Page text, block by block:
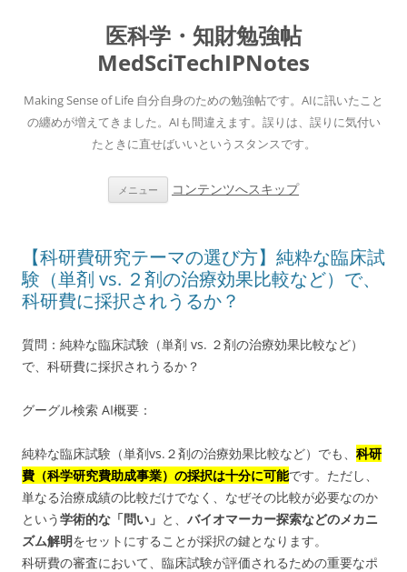
医科学・知財勉強帖
MedSciTechIPNotes
Making Sense of Life 自分自身のための勉強帖です。AIに訊いたこと
の纏めが増えてきました。AIも間違えます。誤りは、誤りに気付い
たときに直せばいいというスタンスです。
メニュー コンテンツへスキップ
【科研費研究テーマの選び方】純粋な臨床試
験（単剤 vs. ２剤の治療効果比較など）で、
科研費に採択されうるか？
質問：純粋な臨床試験（単剤 vs. ２剤の治療効果比較など）
で、科研費に採択されうるか？
グーグル検索 AI概要：
純粋な臨床試験（単剤vs.２剤の治療効果比較など）でも、 科研
費（科学研究費助成事業）の採択は十分に可能です。ただし、
単なる治療成績の比較だけでなく、なぜその比較が必要なのか
という学術的な「問い」 と、 バイオマーカー探索などのメカニ
ズム解明をセットにすることが採択の鍵となります。
科研費の審査において、臨床試験が評価されるための重要なポ